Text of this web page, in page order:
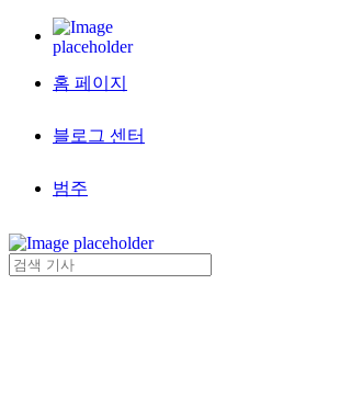
홈 페이지
블로그 센터
범주